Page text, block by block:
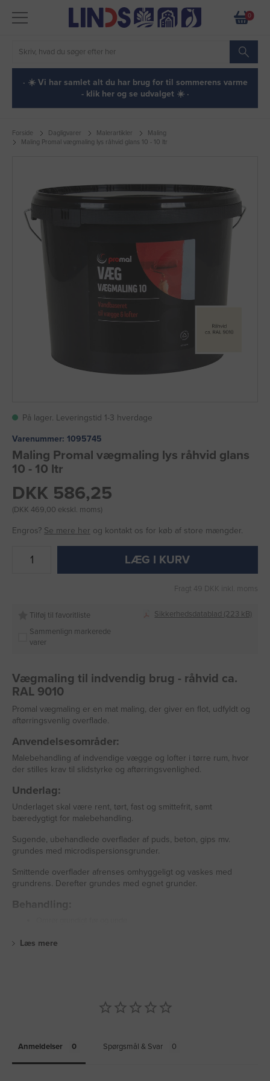
0
· ☀️ Vi har samlet alt du har brug for til sommerens varme
- klik her og se udvalget ☀️ ·
Forside Dagligvarer Malerartikler
Maling
Maling Promal vægmaling lys råhvid glans 10 - 10 ltr
På lager. Leveringstid 1-3 hverdage
Varenummer: 1095745
Maling Promal vægmaling lys råhvid glans
10 - 10 ltr
DKK 586,25
(DKK 469,00 ekskl. moms)
Engros? Se mere her og kontakt os for køb af store mængder.
LÆG I KURV
Fragt 49 DKK inkl. moms
Tilføj til favoritliste
Sammenlign markerede
varer
Sikkerhedsdatablad (223 kB)
Vægmaling til indvendig brug - råhvid ca.
RAL 9010
Promal vægmaling er en mat maling, der giver en flot, udfyldt og
aftørringsvenlig overflade.
Anvendelsesområder:
Malebehandling af indvendige vægge og lofter i tørre rum, hvor
der stilles krav til slidstyrke og aftørringsvenlighed.
Underlag:
Underlaget skal være rent, tørt, fast og smittefrit, samt
bæredygtigt for malebehandling.
Sugende, ubehandlede overflader af puds, beton, gips mv.
grundes med microdispersionsgrunder.
Smittende overflader afrenses omhyggeligt og vaskes med
grundrens. Derefter grundes med egnet grunder.
Behandling:
Læs mere
Anmeldelser Spørgsmål & Svar